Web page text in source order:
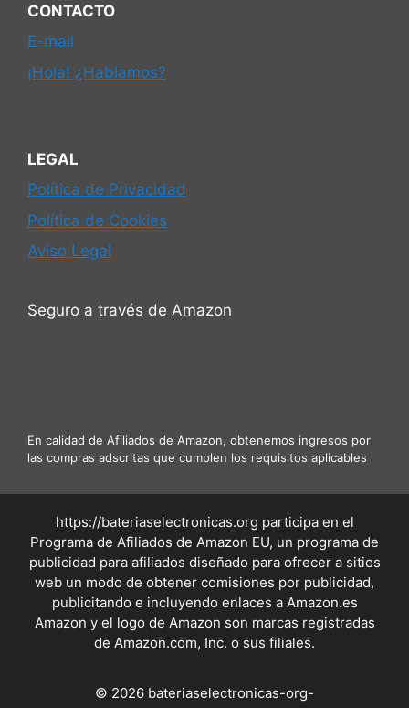
CONTACTO
E-mail
¡Hola! ¿Hablamos?
LEGAL
Política de Privacidad
Política de Cookies
Aviso Legal
Seguro a través de Amazon
En calidad de Afiliados de Amazon, obtenemos ingresos por
las compras adscritas que cumplen los requisitos aplicables
https://bateriaselectronicas.org participa en el
Programa de Afiliados de Amazon EU, un programa de
publicidad para afiliados diseñado para ofrecer a sitios
web un modo de obtener comisiones por publicidad,
publicitando e incluyendo enlaces a Amazon.es
Amazon y el logo de Amazon son marcas registradas
de Amazon.com, Inc. o sus filiales.
© 2026 bateriaselectronicas-org-